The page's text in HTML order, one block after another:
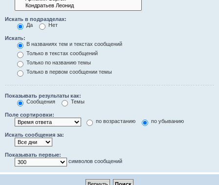
Искать в подразделах:
Да
Нет
Искать:
В названиях тем и текстах сообщений
Только в текстах сообщений
Только по названию темы
Только в первом сообщении темы
Показывать результаты как:
Сообщения
Темы
Поле сортировки:
по возрастанию
по убыванию
Искать сообщения за:
Показывать первые:
символов сообщений